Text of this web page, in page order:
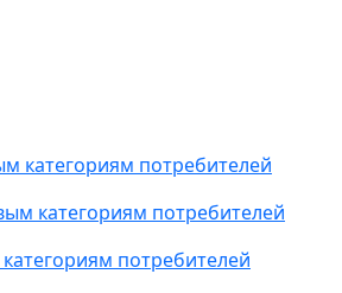
категориям потребителей
категориям потребителей
потребителей